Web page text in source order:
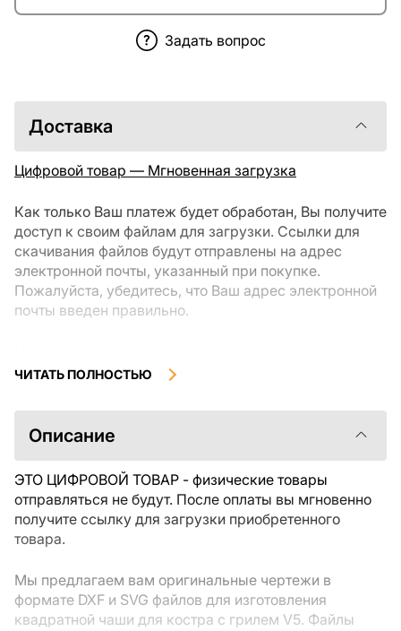
Задать вопрос
Доставка
Цифровой товар — Мгновенная загрузка
Как только Ваш платеж будет обработан, Вы получите
доступ к своим файлам для загрузки. Ссылки для
скачивания файлов будут отправлены на адрес
электронной почты, указанный при покупке.
Пожалуйста, убедитесь, что Ваш адрес электронной
почты введен правильно.
загрузки, не подлежат возврату или обмену после их
ознакомиться с описанием товара и задать все
интересующие Вас вопросы перед покупкой. Если у
свяжитесь с продавцом напрямую.
ЧИТАТЬ ПОЛНОСТЬЮ
Описание
ЭТО ЦИФРОВОЙ ТОВАР - физические товары
отправляться не будут. После оплаты вы мгновенно
получите ссылку для загрузки приобретенного
товара.
Мы предлагаем вам оригинальные чертежи в
формате DXF и SVG файлов для изготовления
квадратной чаши для костра с грилем V5. Файлы